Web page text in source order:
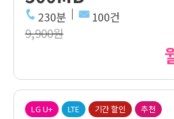
230분 100건
9,900원
LG U+ LTE 기간 할인 추천